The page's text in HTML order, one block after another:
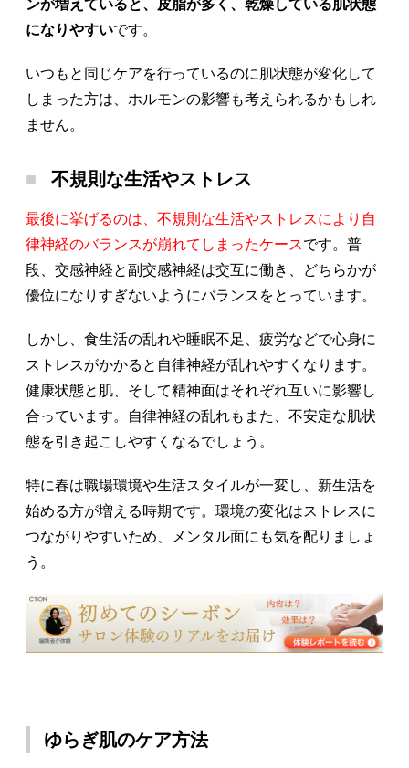
ンが増えていると、皮脂が多く、乾燥している肌状態
になりやすいです。
いつもと同じケアを行っているのに肌状態が変化して
しまった方は、ホルモンの影響も考えられるかもしれ
ません。
不規則な生活やストレス
最後に挙げるのは、不規則な生活やストレスにより自
律神経のバランスが崩れてしまったケースです。普
段、交感神経と副交感神経は交互に働き、どちらかが
優位になりすぎないようにバランスをとっています。
しかし、食生活の乱れや睡眠不足、疲労などで心身に
ストレスがかかると自律神経が乱れやすくなります。
健康状態と肌、そして精神面はそれぞれ互いに影響し
合っています。自律神経の乱れもまた、不安定な肌状
態を引き起こしやすくなるでしょう。
特に春は職場環境や生活スタイルが一変し、新生活を
始める方が増える時期です。環境の変化はストレスに
つながりやすいため、メンタル面にも気を配りましょ
う。
ゆらぎ肌のケア方法